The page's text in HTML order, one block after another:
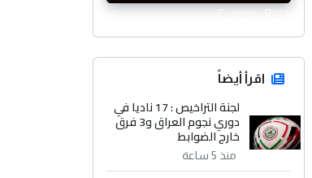
CurrencyRate
اقرأ أيضاً
لجنة التراخيص : 17 ناديا في
دوري نجوم العراق و3 فرق
خارج الضوابط
منذ 5 ساعة